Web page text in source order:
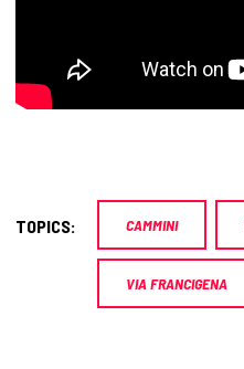
TOPICS: CAMMINI
VIA FRANCIGENA